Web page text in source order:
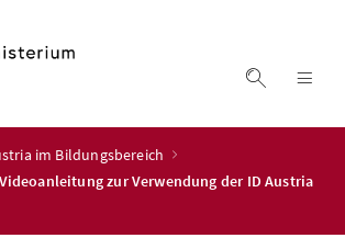
Suche
im Bildungsbereich
zur Verwendung der ID Austria